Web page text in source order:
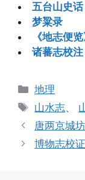
五台山史
梦粱录
《地志便
诸蕃志校注
分
类
地理
标
签
山水志、
唐两京城
博物志校证